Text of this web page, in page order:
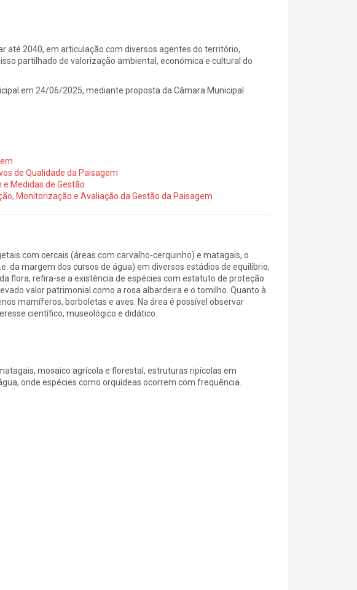
até 2040, em articulação com diversos agentes do território,
partilhado de valorização ambiental, económica e cultural do
em 24/06/2025, mediante proposta da Câmara Municipal
de Qualidade da Paisagem
e Medidas de Gestão
Monitorização e Avaliação da Gestão da Paisagem
com cercais (áreas com carvalho-cerquinho) e matagais, o
da margem dos cursos de água) em diversos estádios de equilíbrio,
flora, refira-se a existência de espécies com estatuto de proteção
valor patrimonial como a rosa albardeira e o tomilho. Quanto à
mamíferos, borboletas e aves. Na área é possível observar
científico, museológico e didático.
mosaico agrícola e florestal, estruturas ripícolas em
onde espécies como orquídeas ocorrem com frequência.